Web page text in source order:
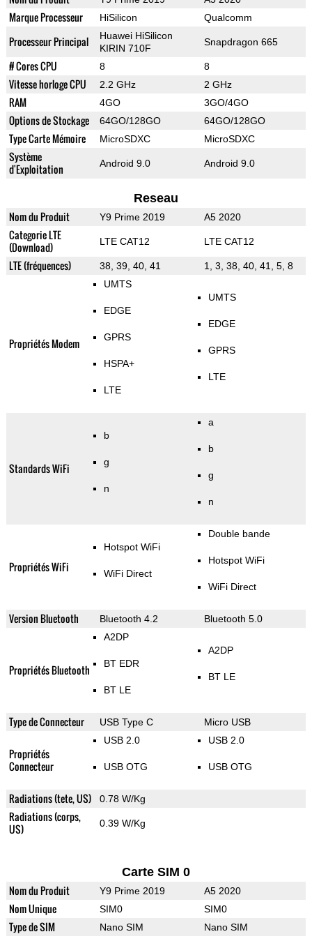
Marque Processeur HiSilicon Qualcomm
Processeur Principal
Huawei HiSilicon
KIRIN 710F
Snapdragon 665
# Cores CPU 8 8
Vitesse horloge CPU 2.2 GHz 2 GHz
RAM 4GO 3GO/4GO
Options de Stockage 64GO/128GO 64GO/128GO
Type Carte Mémoire MicroSDXC MicroSDXC
Système
d'Exploitation
Android 9.0 Android 9.0
Reseau
Nom du Produit Y9 Prime 2019 A5 2020
Categorie LTE
(Download)
LTE CAT12 LTE CAT12
LTE (fréquences) 38, 39, 40, 41 1, 3, 38, 40, 41, 5, 8
Propriétés Modem
UMTS
EDGE
GPRS
HSPA+
LTE
UMTS
EDGE
GPRS
LTE
Standards WiFi
b
g
n
a
b
g
n
Propriétés WiFi
Hotspot WiFi
WiFi Direct
Double bande
Hotspot WiFi
WiFi Direct
Version Bluetooth Bluetooth 4.2 Bluetooth 5.0
Propriétés Bluetooth
A2DP
BT EDR
BT LE
A2DP
BT LE
Type de Connecteur USB Type C Micro USB
Propriétés
Connecteur
USB 2.0
USB OTG
USB 2.0
USB OTG
Radiations (tete, US) 0.78 W/Kg
Radiations (corps,
US)
0.39 W/Kg
Carte SIM 0
Nom du Produit Y9 Prime 2019 A5 2020
Nom Unique SIM0 SIM0
Type de SIM Nano SIM Nano SIM